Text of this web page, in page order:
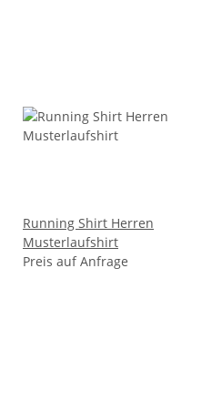
Running Shirt Herren
Musterlaufshirt
Preis auf Anfrage